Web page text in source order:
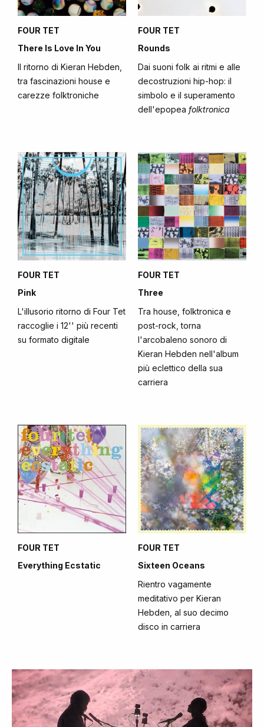
FOUR TET
There Is Love In You
Il ritorno di Kieran Hebden,
tra fascinazioni house e
carezze folktroniche
FOUR TET
Rounds
Dai suoni folk ai ritmi e alle
decostruzioni hip-hop: il
simbolo e il superamento
dell'epopea folktronica
FOUR TET
Pink
L'illusorio ritorno di Four Tet
raccoglie i 12'' più recenti
su formato digitale
FOUR TET
Three
Tra house, folktronica e
post-rock, torna
l'arcobaleno sonoro di
Kieran Hebden nell'album
più eclettico della sua
carriera
FOUR TET
Everything Ecstatic
FOUR TET
Sixteen Oceans
Rientro vagamente
meditativo per Kieran
Hebden, al suo decimo
disco in carriera